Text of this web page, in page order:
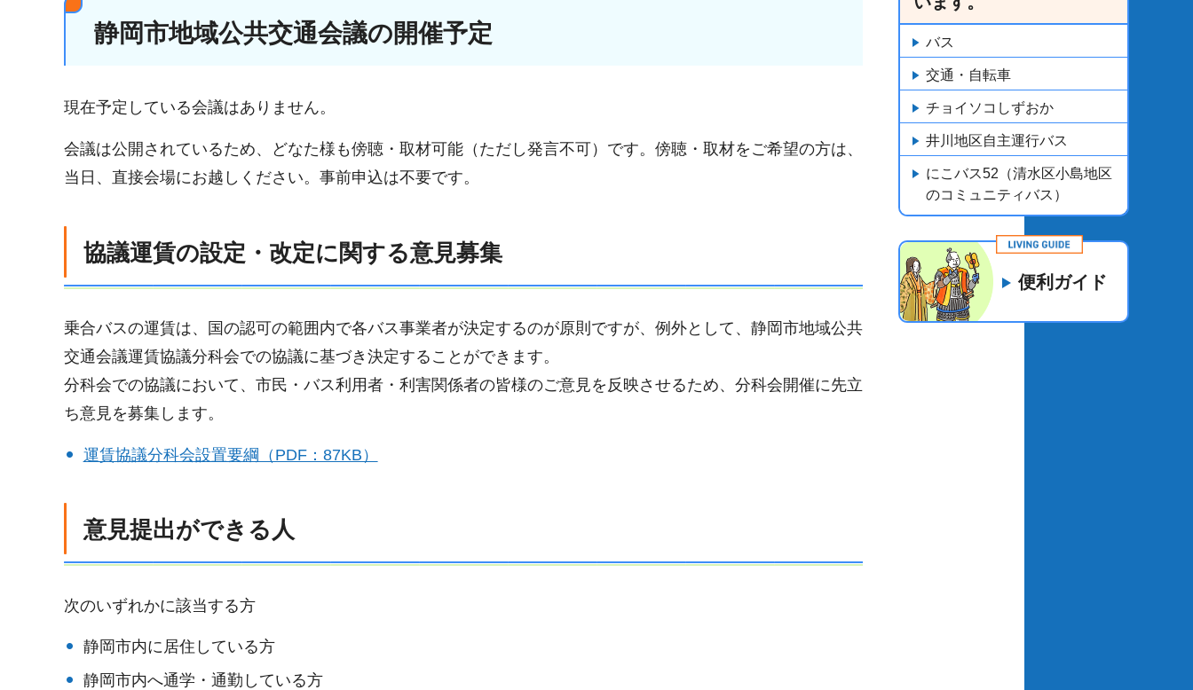
静岡市地域公共交通会議の開催予定
現在予定している会議はありません。
会議は公開されているため、どなた様も傍聴・取材可能（ただし発言不可）です。傍聴・取材をご希望の方は、
当日、直接会場にお越しください。事前申込は不要です。
協議運賃の設定・改定に関する意見募集
乗合バスの運賃は、国の認可の範囲内で各バス事業者が決定するのが原則ですが、例外として、静岡市地域公共
交通会議運賃協議分科会での協議に基づき決定することができます。
分科会での協議において、市民・バス利用者・利害関係者の皆様のご意見を反映させるため、分科会開催に先立
ち意見を募集します。
運賃協議分科会設置要綱（PDF：87KB）
意見提出ができる人
次のいずれかに該当する方
静岡市内に居住している方
静岡市内へ通学・通勤している方
バス
交通・自転車
チョイソコしずおか
井川地区自主運行バス
にこバス52（清水区小島地区
のコミュニティバス）
便利ガイド